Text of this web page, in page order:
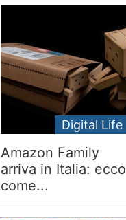
Digital Life
Amazon Family
arriva in Italia: ecco
come...